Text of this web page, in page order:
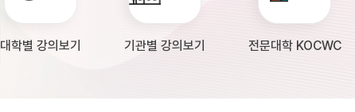
대학별 강의보기 기관별 강의보기 전문대학 KOCWC